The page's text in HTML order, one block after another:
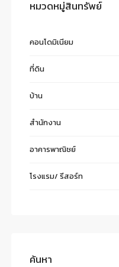
หมวดหมู่สินทรัพย์
คอนโดมิเนียม
ที่ดิน
บ้าน
สำนักงาน
อาคารพาณิชย์
โรงแรม/ รีสอร์ท
ค้นหา